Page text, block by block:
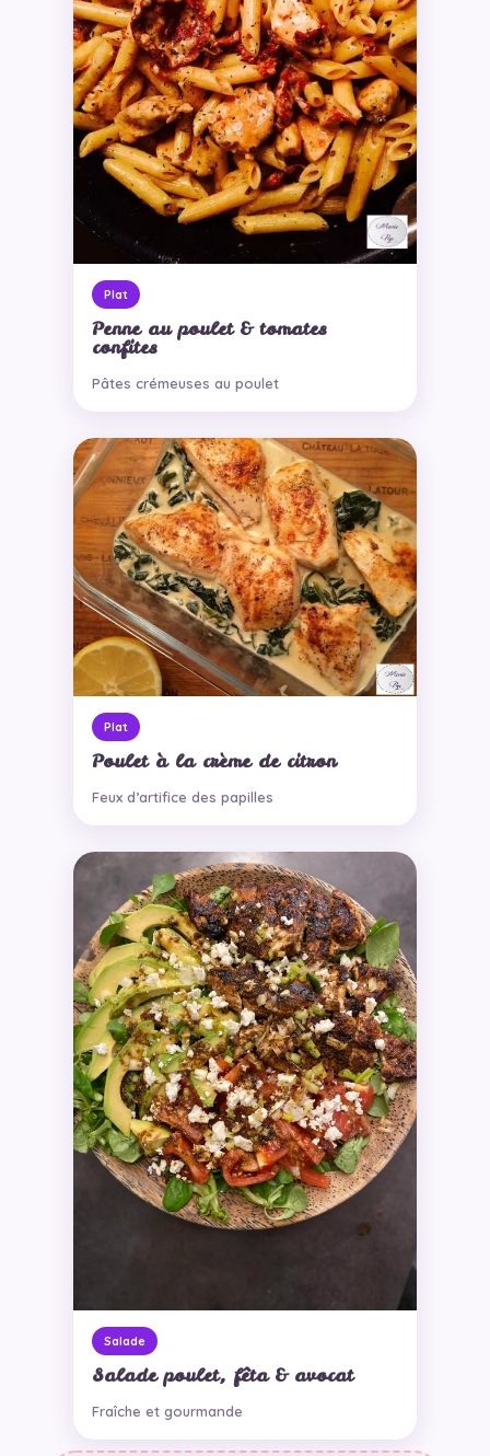
Plat
Penne au poulet & tomates
confites
Pâtes crémeuses au poulet
Plat
Poulet à la crème de citron
Feux d’artifice des papilles
Salade
Salade poulet, fêta & avocat
Fraîche et gourmande